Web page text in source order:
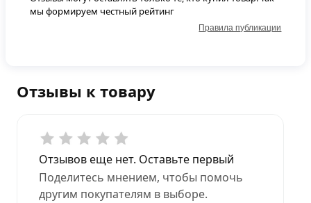
Отзывы к товару
Отзывов еще нет. Оставьте первый
Поделитесь мнением, чтобы помочь
другим покупателям в выборе.
мы формируем честный рейтинг
Правила публикации